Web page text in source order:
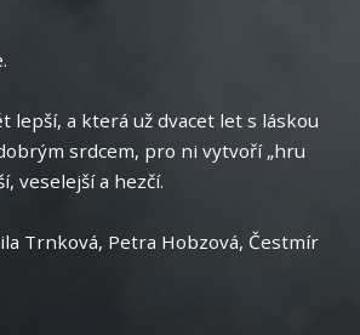
a která už dvacet let s láskou
srdcem, pro ni vytvoří „hru
veselejší a hezčí.
Trnková, Petra Hobzová, Čestmír